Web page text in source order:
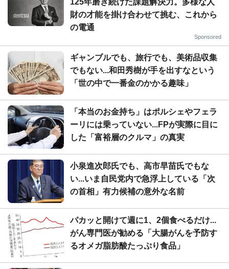
財の才能を掛け合わせて挑む、これから
の電通
Sponsored
ギャンブルでも、旅行でも、美術品収集
でもない...和田秀樹が手を出すなという
「世の中で一番金のかかる趣味」
「本当のお金持ち」はポルシェやフェラ
ーリには乗っていない...FPが実際に目に
した「富裕層のクルマ」の真実
小泉進次郎氏でも、高市早苗氏でもな
い...いま自民党内で急浮上している「次
の首相」有力候補の意外な名前
パカッと開けて週に1、2個食べるだけ...
がん専門医が勧める「大腸がんを予防す
るオメガ脂肪酸たっぷり食品」